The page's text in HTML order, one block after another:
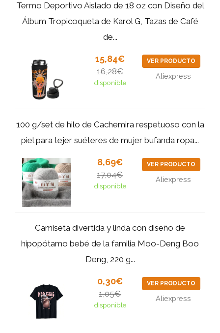
Termo Deportivo Aislado de 18 oz con Diseño del
Álbum Tropicoqueta de Karol G, Tazas de Café
de...
15,84€
16,28€
disponible
VER PRODUCTO
Aliexpress
100 g/set de hilo de Cachemira respetuoso con la
piel para tejer suéteres de mujer bufanda ropa...
8,69€
17,04€
disponible
VER PRODUCTO
Aliexpress
Camiseta divertida y linda con diseño de
hipopótamo bebé de la familia Moo-Deng Boo
Deng, 220 g...
0,30€
1,05€
disponible
VER PRODUCTO
Aliexpress